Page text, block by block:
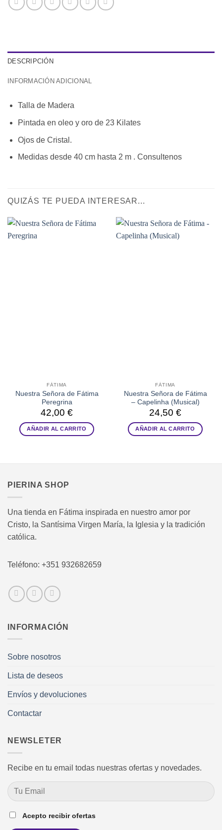
DESCRIPCIÓN
INFORMACIÓN ADICIONAL
Talla de Madera
Pintada en oleo y oro de 23 Kilates
Ojos de Cristal.
Medidas desde 40 cm hasta 2 m . Consultenos
QUIZÁS TE PUEDA INTERESAR...
FÁTIMA
Nuestra Señora de Fátima
Peregrina
42,00 €
AÑADIR AL CARRITO
FÁTIMA
Nuestra Señora de Fátima
– Capelinha (Musical)
24,50 €
AÑADIR AL CARRITO
PIERINA SHOP
Una tienda en Fátima inspirada en nuestro amor por
Cristo, la Santísima Virgen María, la Iglesia y la tradición
católica.
Teléfono: +351 932682659
INFORMACIÓN
Sobre nosotros
Lista de deseos
Envíos y devoluciones
Contactar
NEWSLETER
Recibe en tu email todas nuestras ofertas y novedades.
Acepto recibir ofertas